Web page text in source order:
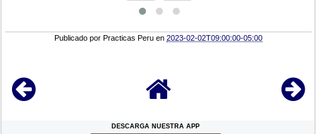
Publicado porPracticas Peru en2023-02-02T09:00:00-05:00
DESCARGA NUESTRA APP